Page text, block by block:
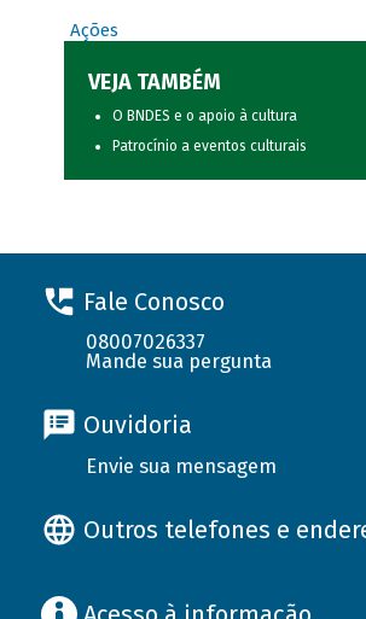
Ações
VEJA TAMBÉM
O BNDES e o apoio à cultura
Patrocínio a eventos culturais
Fale Conosco
08007026337
Mande sua pergunta
Ouvidoria
Envie sua mensagem
Outros telefones e